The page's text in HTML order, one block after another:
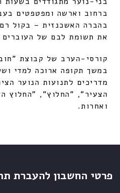
ברחוב וארשה ומפטפטים
בהברה האשכנזית – בקול
את תשומת לבם של העוברים
קורסי-הערב של קבוצת
במשך תקופה ארוכה למדי
מדריכים לתנועות הנוער
הצעיר", "החלוץ", "החלוץ
ואחרות.
פרטי החשבון להעברת